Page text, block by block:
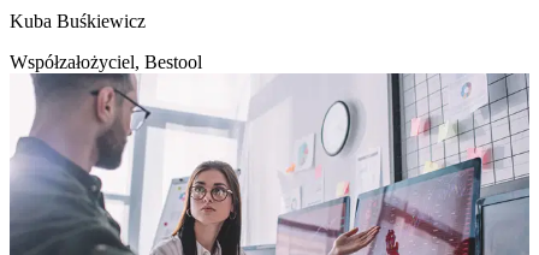
Kuba Buśkiewicz
Współzałożyciel, Bestool